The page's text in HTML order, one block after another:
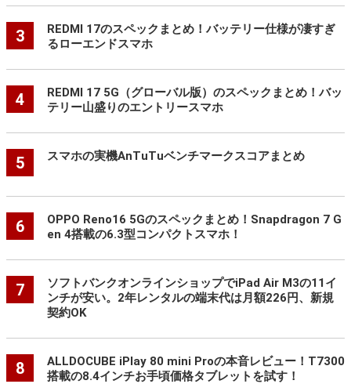
3
REDMI 17のスペックまとめ！バッテリー仕様が凄すぎ
るローエンドスマホ
4
REDMI 17 5G（グローバル版）のスペックまとめ！バッ
テリー山盛りのエントリースマホ
5 スマホの実機AnTuTuベンチマークスコアまとめ
6
OPPO Reno16 5Gのスペックまとめ！Snapdragon 7 G
en 4搭載の6.3型コンパクトスマホ！
7
ソフトバンクオンラインショップでiPad Air M3の11イ
ンチが安い。2年レンタルの端末代は月額226円、新規
契約OK
8
ALLDOCUBE iPlay 80 mini Proの本音レビュー！T7300
搭載の8.4インチお手頃価格タブレットを試す！